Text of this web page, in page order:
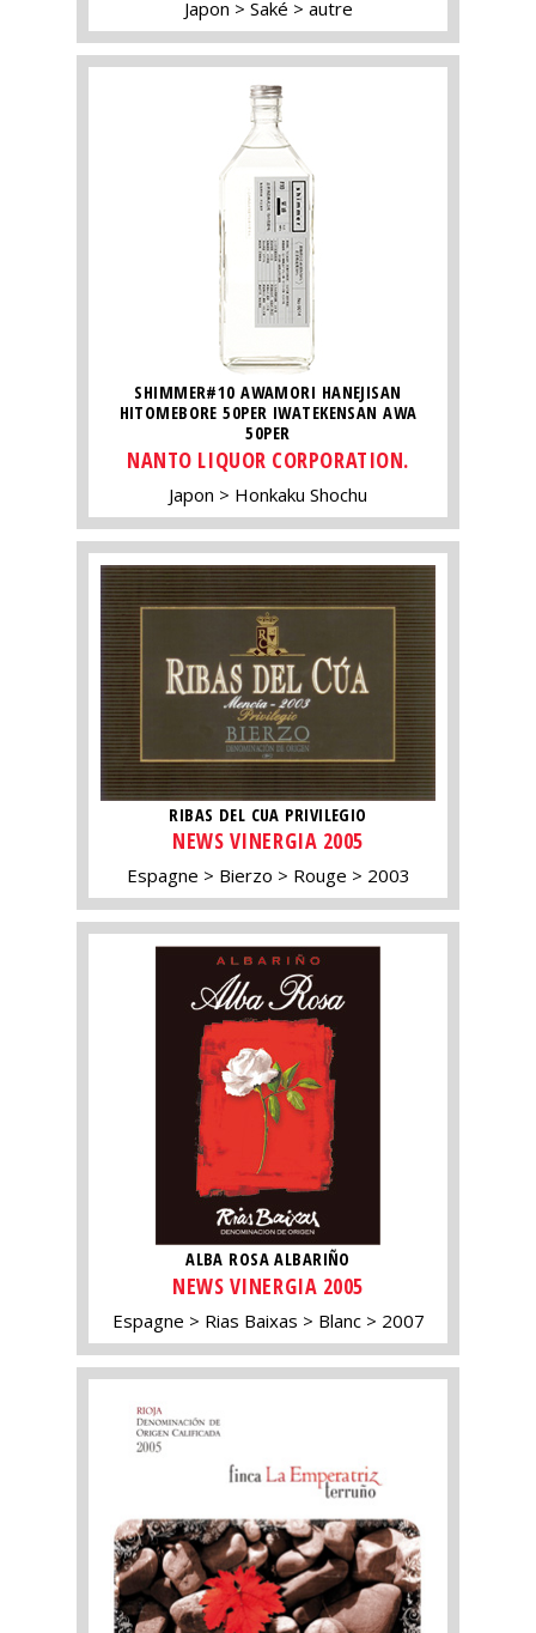
Japon Saké autre
SHIMMER#10 AWAMORI HANEJISAN
HITOMEBORE 50PER IWATEKENSAN AWA
50PER
NANTO LIQUOR CORPORATION.
Japon Honkaku Shochu
RIBAS DEL CUA PRIVILEGIO
NEWS VINERGIA 2005
Espagne Bierzo Rouge 2003
ALBA ROSA ALBARIÑO
NEWS VINERGIA 2005
Espagne Rias Baixas Blanc 2007